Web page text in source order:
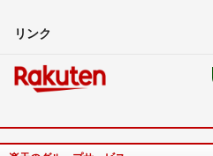
リンク